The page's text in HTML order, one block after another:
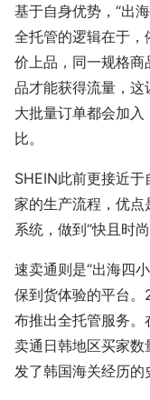
基于自身优势，“出
全托管的逻辑在于
价上品，同一规格
品才能获得流量，
大批量订单都会加
比。
SHEIN此前更接近
家的生产流程，优
系统，做到“快且时尚
速卖通则是“出海四
保到货体验的平台
布推出全托管服务
卖通日韩地区买家数
发了韩国海关经历的